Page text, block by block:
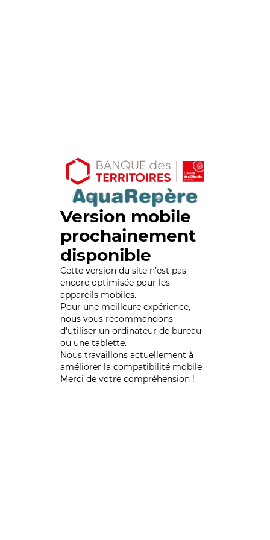
Version mobile
prochainement
disponible
Cette version du site n’est pas
encore optimisée pour les
appareils mobiles.
Pour une meilleure expérience,
nous vous recommandons
d'utiliser un ordinateur de bureau
ou une tablette.
Nous travaillons actuellement à
améliorer la compatibilité mobile.
Merci de votre compréhension !